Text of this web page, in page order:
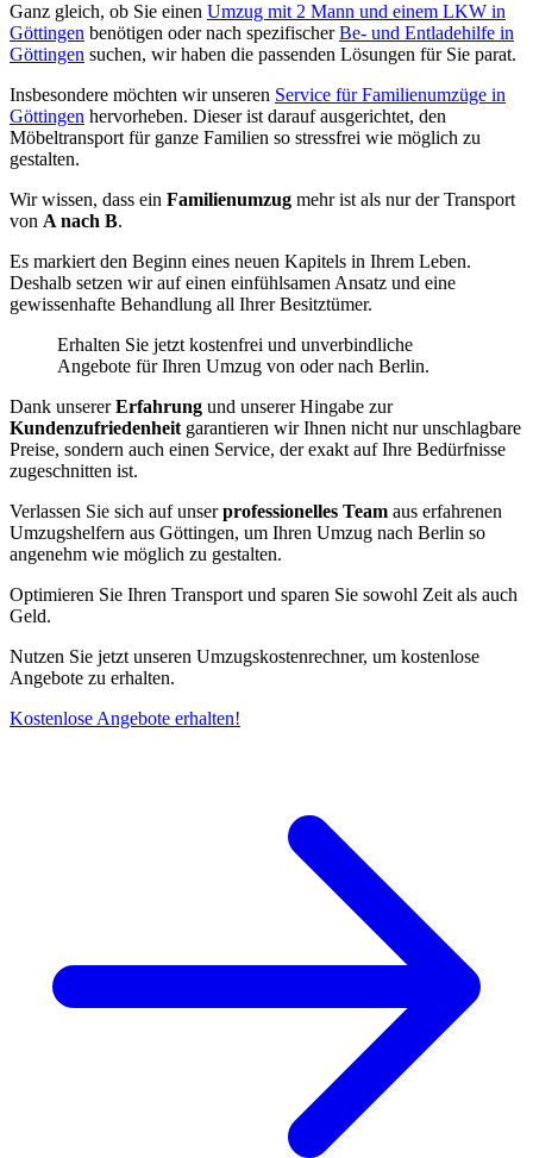
Ganz gleich, ob Sie einen Umzug mit 2 Mann und einem LKW in
Göttingen benötigen oder nach spezifischerBe- und Entladehilfe in
Göttingen suchen, wir haben die passenden Lösungen für Sie parat.
Insbesondere möchten wir unseren Service für Familienumzüge in
Göttingen hervorheben. Dieser ist darauf ausgerichtet, den
Möbeltransport für ganze Familien so stressfrei wie möglich zu
gestalten.
Wir wissen, dass ein Familienumzug mehr ist als nur der Transport
von A nach B.
Es markiert den Beginn eines neuen Kapitels in Ihrem Leben.
Deshalb setzen wir auf einen einfühlsamen Ansatz und eine
gewissenhafte Behandlung all Ihrer Besitztümer.
Erhalten Sie jetzt kostenfrei und unverbindliche
Angebote für Ihren Umzug von oder nach Berlin.
Dank unsererErfahrung und unserer Hingabe zur
Kundenzufriedenheit garantieren wir Ihnen nicht nur unschlagbare
Preise, sondern auch einen Service, der exakt auf Ihre Bedürfnisse
zugeschnitten ist.
Verlassen Sie sich auf unserprofessionelles Team aus erfahrenen
Umzugshelfern aus Göttingen, um Ihren Umzug nach Berlin so
angenehm wie möglich zu gestalten.
Optimieren Sie Ihren Transport und sparen Sie sowohl Zeit als auch
Geld.
Nutzen Sie jetzt unseren Umzugskostenrechner, um kostenlose
Angebote zu erhalten.
Kostenlose Angebote erhalten!